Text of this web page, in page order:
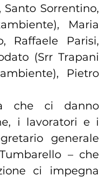
Sorrentino,
Maria
Raffaele Parisi,
(Srr Trapani
Pietro
che ci danno
i lavoratori e i
generale
– che
ci impegna